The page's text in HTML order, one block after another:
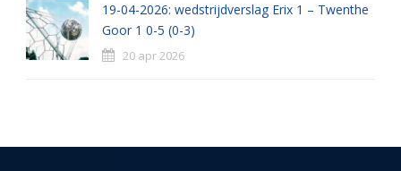
19-04-2026: wedstrijdverslag Erix 1 – Twenthe
Goor 1 0-5 (0-3)
20 apr 2026